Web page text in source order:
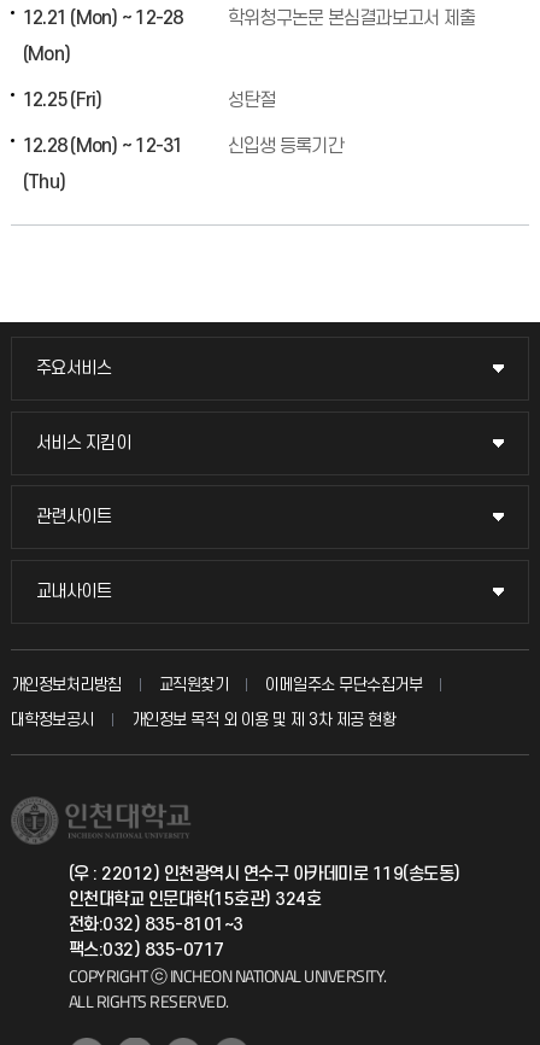
12.21 (Mon) ~ 12-28
(Mon)
학위청구논문 본심결과보고서 제출
12.25 (Fri) 성탄절
12.28 (Mon) ~ 12-31
(Thu)
신입생 등록기간
주요서비스
주요서비스
교무회의방송
입학안내
취업정보(학생)
서비스 지킴이
서비스 지킴이
묻고 답하기
칭찬마당
학생서비스 지킴이
관련사이트
관련사이트
국방헬프콜
총동문회
교내사이트
교내사이트
교수회
교육혁신본부
국제지원과
공자아카데미
기초교육원
개인정보처리방침 교직원찾기
이메일주소 무단수집거부
대학정보공시
개인정보 목적 외 이용 및 제 3차 제공 현황
(우 : 22012) 인천광역시 연수구 아카데미로 119(송도동)
인천대학교 인문대학(15호관) 324호
전화:032) 835-8101~3
팩스:032) 835-0717
COPYRIGHT ⓒ INCHEON NATIONAL UNIVERSITY.
ALL RIGHTS RESERVED.